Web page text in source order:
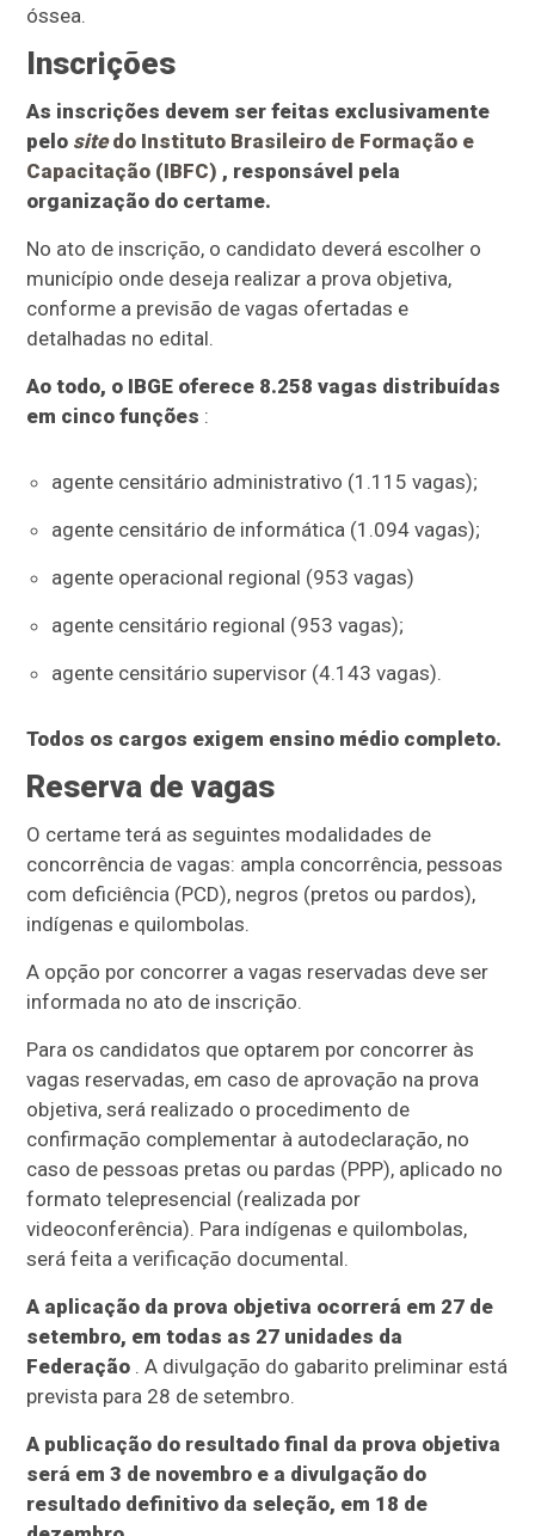
óssea.
Inscrições
As inscrições devem ser feitas exclusivamente
pelo sitedo Instituto Brasileiro de Formação e
Capacitação (IBFC) , responsável pela
organização do certame.
No ato de inscrição, o candidato deverá escolher o
município onde deseja realizar a prova objetiva,
conforme a previsão de vagas ofertadas e
detalhadas no edital.
Ao todo, o IBGE oferece 8.258 vagas distribuídas
em cinco funções :
agente censitário administrativo (1.115 vagas);
agente censitário de informática (1.094 vagas);
agente operacional regional (953 vagas)
agente censitário regional (953 vagas);
agente censitário supervisor (4.143 vagas).
Todos os cargos exigem ensino médio completo.
Reserva de vagas
O certame terá as seguintes modalidades de
concorrência de vagas: ampla concorrência, pessoas
com deficiência (PCD), negros (pretos ou pardos),
indígenas e quilombolas.
A opção por concorrer a vagas reservadas deve ser
informada no ato de inscrição.
Para os candidatos que optarem por concorrer às
vagas reservadas, em caso de aprovação na prova
objetiva, será realizado o procedimento de
confirmação complementar à autodeclaração, no
caso de pessoas pretas ou pardas (PPP), aplicado no
formato telepresencial (realizada por
videoconferência). Para indígenas e quilombolas,
será feita a verificação documental.
A aplicação da prova objetiva ocorrerá em 27 de
setembro, em todas as 27 unidades da
Federação . A divulgação do gabarito preliminar está
prevista para 28 de setembro.
A publicação do resultado final da prova objetiva
será em 3 de novembro e a divulgação do
resultado definitivo da seleção, em 18 de